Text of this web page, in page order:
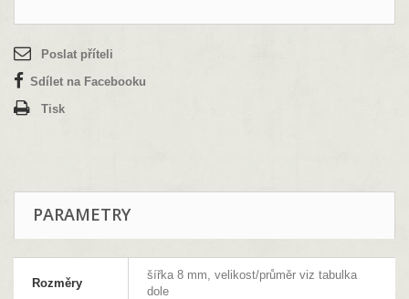
Poslat příteli
Sdílet na Facebooku
Tisk
PARAMETRY
Rozměry
šířka 8 mm, velikost/průměr viz tabulka
dole